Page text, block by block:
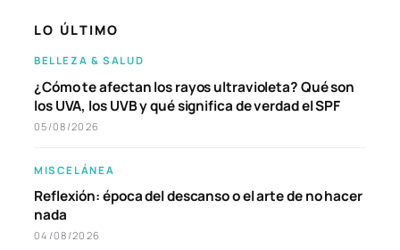
LO ÚLTIMO
BELLEZA & SALUD
¿Cómo te afectan los rayos ultravioleta? Qué son
los UVA, los UVB y qué significa de verdad el SPF
05/08/2026
MISCELÁNEA
Reflexión: época del descanso o el arte de no hacer
nada
04/08/2026